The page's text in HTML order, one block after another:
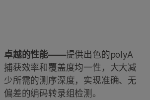
卓越的性能——提供出色的polyA
捕获效率和覆盖度均一性，大大减
少所需的测序深度，实现准确、无
偏差的编码转录组检测。